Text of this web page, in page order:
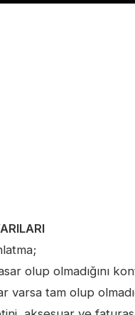
olup olmadığını
varsa tam olup